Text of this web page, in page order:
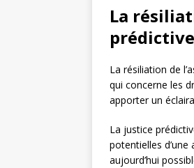
La
prédictive
La résiliation de
qui concerne les
apporter un
La justice
potentielles
aujourd’hui